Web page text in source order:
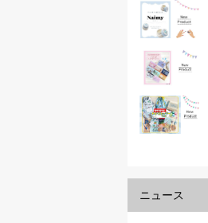
ニュース